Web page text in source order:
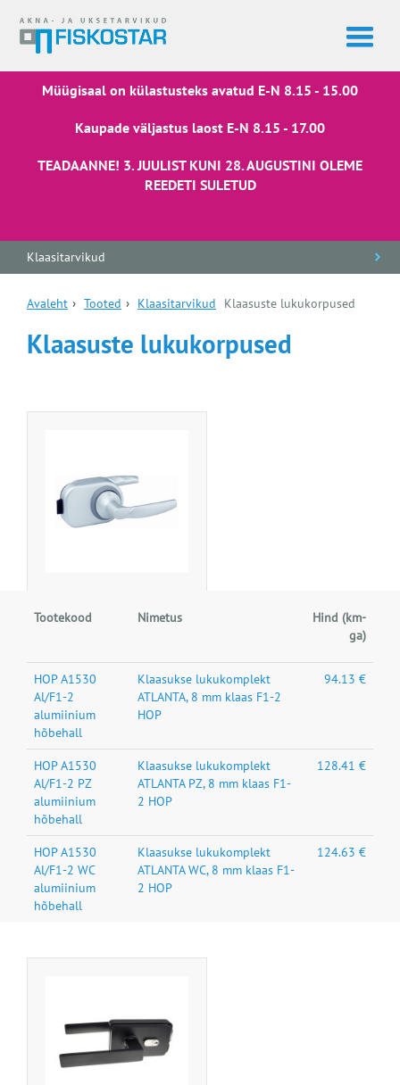
Müügisaal on külastusteks avatud E-N 8.15 - 15.00
Kaupade väljastus laost E-N 8.15 - 17.00
TEADAANNE! 3. JUULIST KUNI 28. AUGUSTINI OLEME
REEDETI SULETUD
Klaasitarvikud
Avaleht › Tooted › Klaasitarvikud Klaasuste lukukorpused
Klaasuste lukukorpused
Tootekood Nimetus
Hind (km-
ga)
HOP A1530
Al/F1-2
alumiinium
hõbehall
Klaasukse lukukomplekt
ATLANTA, 8 mm klaas F1-2
HOP
94.13 €
HOP A1530
Al/F1-2 PZ
alumiinium
hõbehall
Klaasukse lukukomplekt
ATLANTA PZ, 8 mm klaas F1-
2 HOP
128.41 €
HOP A1530
Al/F1-2 WC
alumiinium
hõbehall
Klaasukse lukukomplekt
ATLANTA WC, 8 mm klaas F1-
2 HOP
124.63 €